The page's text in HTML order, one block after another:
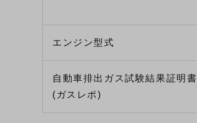
エンジン型式
自動車排出ガス試験結果証明書
(ガスレポ)